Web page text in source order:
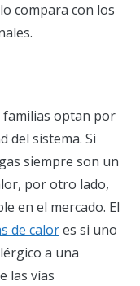
compara con los
familias optan por
del sistema. Si
siempre son un
por otro lado,
en el mercado. El
de calores si uno
a una
las vías